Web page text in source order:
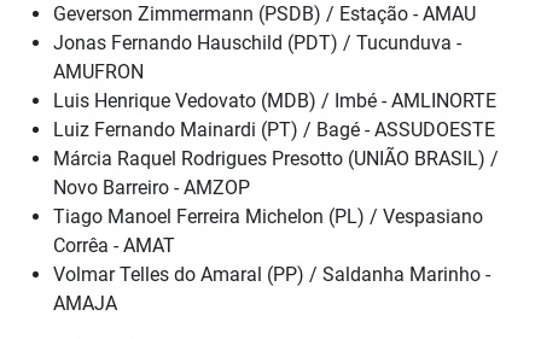
Geverson Zimmermann (PSDB) / Estação - AMAU
Jonas Fernando Hauschild (PDT) / Tucunduva -
AMUFRON
Luis Henrique Vedovato (MDB) / Imbé - AMLINORTE
Luiz Fernando Mainardi (PT) / Bagé - ASSUDOESTE
Márcia Raquel Rodrigues Presotto (UNIÃO BRASIL) /
Novo Barreiro - AMZOP
Tiago Manoel Ferreira Michelon (PL) / Vespasiano
Corrêa - AMAT
Volmar Telles do Amaral (PP) / Saldanha Marinho -
AMAJA